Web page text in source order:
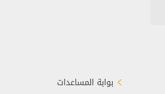
بوابة المساعدات